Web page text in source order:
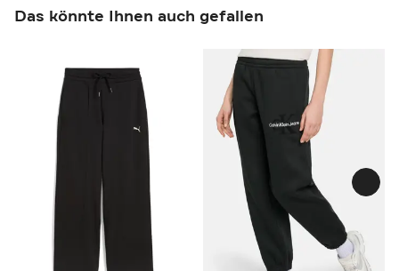
Das könnte Ihnen auch gefallen